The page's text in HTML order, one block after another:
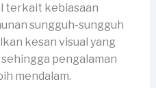
terkait kebiasaan
sungguh-sungguh
kesan visual yang
pengalaman
mendalam.